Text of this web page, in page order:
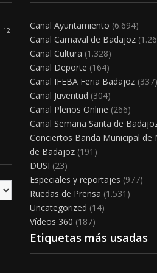
12
Canal Ayuntamiento (6.694)
Canal Carnaval de Badajoz
Canal Cultura (1.328)
Canal Deporte (164)
Canal IFEBA Feria Badajoz (337)
Canal Juventud (304)
Canal Plenos Online (266)
Canal Semana Santa de
Conciertos Banda Municipal de
de Badajoz (191)
DUSI (23)
Especiales y reportajes (977)
Ruedas de Prensa (1.531)
Uncategorized (14)
Vídeos 360 (187)
Etiquetas más usadas